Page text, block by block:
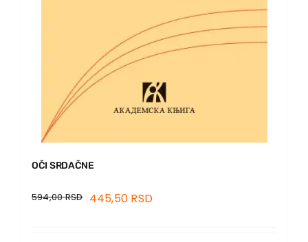
OČI SRDAČNE
594,00RSD 445,50 RSD